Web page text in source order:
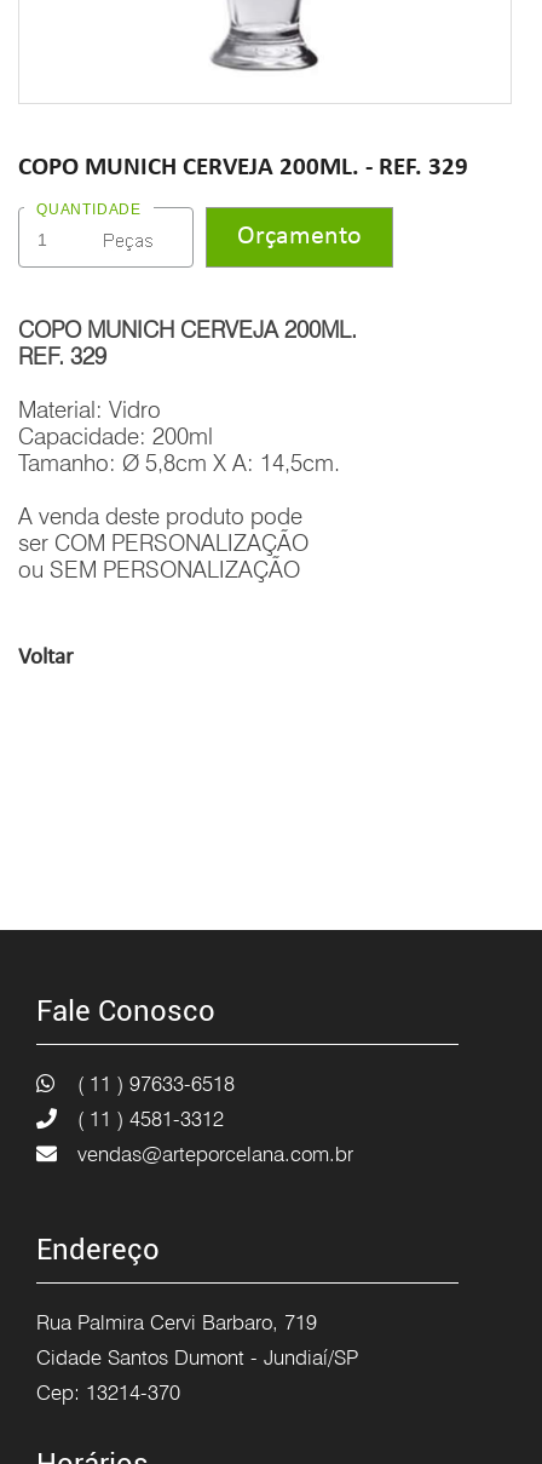
COPO MUNICH CERVEJA 200ML. - REF. 329
QUANTIDADE
COPO MUNICH CERVEJA 200ML.
REF. 329
Material: Vidro
Capacidade: 200ml
Tamanho: Ø 5,8cm X A: 14,5cm.
A venda deste produto pode
ser COM PERSONALIZAÇÃO
ou SEM PERSONALIZAÇÃO
Voltar
Fale Conosco
( 11 ) 97633-6518
( 11 ) 4581-3312
vendas@arteporcelana.com.br
Endereço
Rua Palmira Cervi Barbaro, 719
Cidade Santos Dumont - Jundiaí/SP
Cep: 13214-370